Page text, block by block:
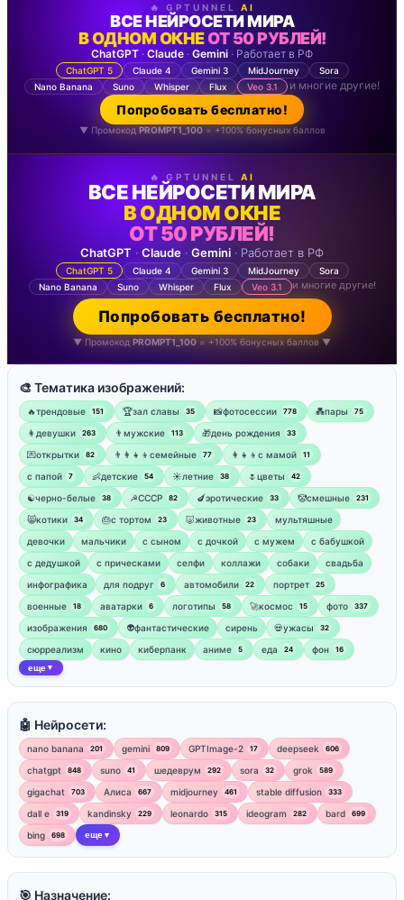
🔥 GPTUNNEL AI
ВСЕ НЕЙРОСЕТИ МИРА
В ОДНОМ ОКНЕОТ 50 РУБЛЕЙ!
ChatGPT · Claude · Gemini · Работает в РФ
ChatGPT 5 Claude 4 Gemini 3 MidJourney
Sora
Nano Banana
Suno Whisper Flux Veo 3.1 и многие другие!
Попробовать бесплатно!
▼ Промокод PROMPT1_100= +100% бонусных баллов
🔥 GPTUNNEL AI
ВСЕ НЕЙРОСЕТИ МИРА
В ОДНОМ ОКНЕ
ОТ 50 РУБЛЕЙ!
ChatGPT · Claude · Gemini · Работает в РФ
ChatGPT 5 Claude 4 Gemini 3 MidJourney
Sora
Nano Banana
Suno Whisper Flux Veo 3.1 и многие другие!
Попробовать бесплатно!
▼ Промокод PROMPT1_100 = +100% бонусных баллов ▼
🎨 Тематика изображений:
🔥трендовые 151 🏆зал славы 35 📸фотосессии 778 💑пары 75
👩девушки 263 👨мужские 113 🎁день рождения 33
💌открытки 82 👨‍👩‍👧‍👦семейные 77 👩‍👧‍👦с мамой 11
‍с папой 7 👶детские 54 ☀️летние 38 🌷цветы 42
☯︎черно-белые 38 ☭СССР 82 🍆эротические 33 🤡смешные 231
😸котики 34 🎂с тортом 23 🐷животные 23
мультяшные
девочки
мальчики с сыном с дочкой с мужем
с бабушкой
с дедушкой
с прическами селфи коллажи собаки
свадьба
инфографика
для подруг 6 автомобили 22 портрет 25
военные 18 аватарки 6 логотипы 58 🚀космос 15 фото 337
изображения 680 👽фантастические сирень 💀ужасы 32
сюрреализм кино киберпанк аниме 5 еда 24 фон 16
еще ▼
🤖 Нейросети:
nano banana 201 gemini 809 GPTImage-2 17 deepseek 606
chatgpt 848 suno 41 шедеврум 292 sora 32 grok 589
gigachat 703 Алиса 667 midjourney 461 stable diffusion 333
dall e 319 kandinsky 229 leonardo 315 ideogram 282 bard 699
bing 698 еще ▼
🎯 Назначение: